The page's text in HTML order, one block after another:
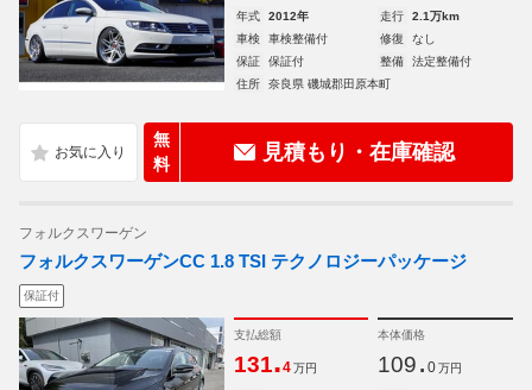
年式 2012年 走行
2.1万km
車検
車検整備付 修復
なし
保証
保証付 整備
法定整備付
住所
奈良県 磯城郡田原本町
無
料
見積もり・在庫確認
フォルクスワーゲン
フォルクスワーゲンCC 1.8 TSI テクノロジーパッケージ
保証付
支払総額
131.4 万円
本体価格
109. 0 万円